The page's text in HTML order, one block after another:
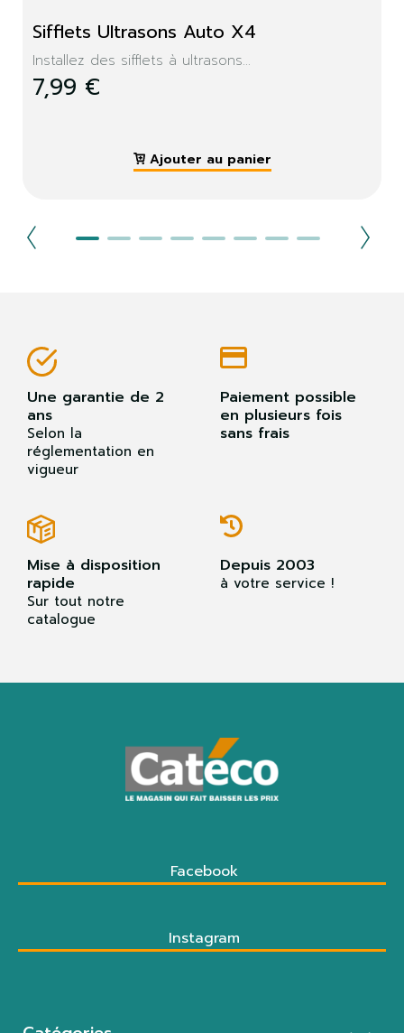
Sifflets Ultrasons Auto X4
Installez des sifflets à ultrasons...
7,99 €
Ajouter au panier
Une garantie de 2
ans
Selon la
réglementation en
vigueur
Paiement possible
en plusieurs fois
sans frais
Mise à disposition
rapide
Sur tout notre
catalogue
Depuis 2003
à votre service !
Facebook
Instagram